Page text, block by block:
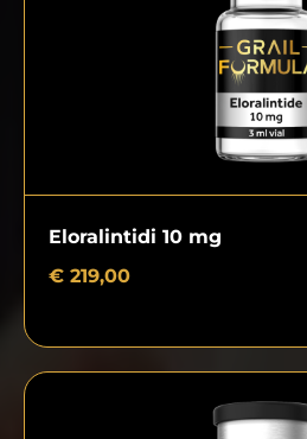
Eloralintidi 10 mg
€ 219,00